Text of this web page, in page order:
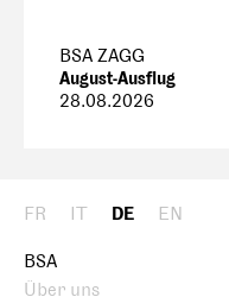
BSA ZAGG
August-Ausflug
28.08.2026
FR IT DE EN
BSA
Über uns